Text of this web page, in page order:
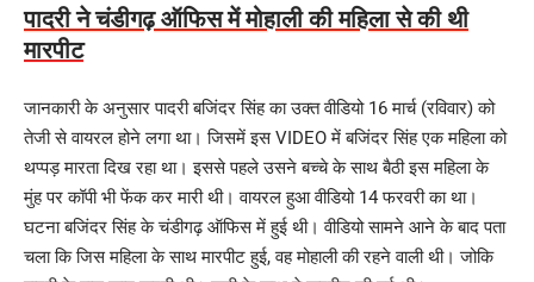
पादरी ने चंडीगढ़ ऑफिस में मोहाली की महिला से की थी
मारपीट
जानकारी के अनुसार पादरी बजिंदर सिंह का उक्त वीडियो 16 मार्च (रविवार) को
तेजी से वायरल होने लगा था। जिसमें इस VIDEO में बजिंदर सिंह एक महिला को
थप्पड़ मारता दिख रहा था। इससे पहले उसने बच्चे के साथ बैठी इस महिला के
मुंह पर कॉपी भी फेंक कर मारी थी। वायरल हुआ वीडियो 14 फरवरी का था।
घटना बजिंदर सिंह के चंडीगढ़ ऑफिस में हुई थी। वीडियो सामने आने के बाद पता
चला कि जिस महिला के साथ मारपीट हुई, वह मोहाली की रहने वाली थी। जोकि